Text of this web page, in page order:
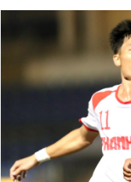
Tổng thư ký tòa soạn:
Giấy phép xuất bản
© 2003-2026 Bản
chép dưới mọi hình
bản. Phát triển bởi